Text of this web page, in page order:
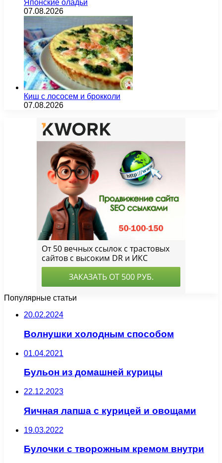
Японские оладьи
07.08.2026
Киш с лососем и брокколи
07.08.2026
Популярные статьи
20.02.2024
Волнушки холодным способом
01.04.2021
Бульон из домашней курицы
22.12.2023
Яичная лапша с курицей и овощами
19.03.2022
Булочки с творожным кремом внутри